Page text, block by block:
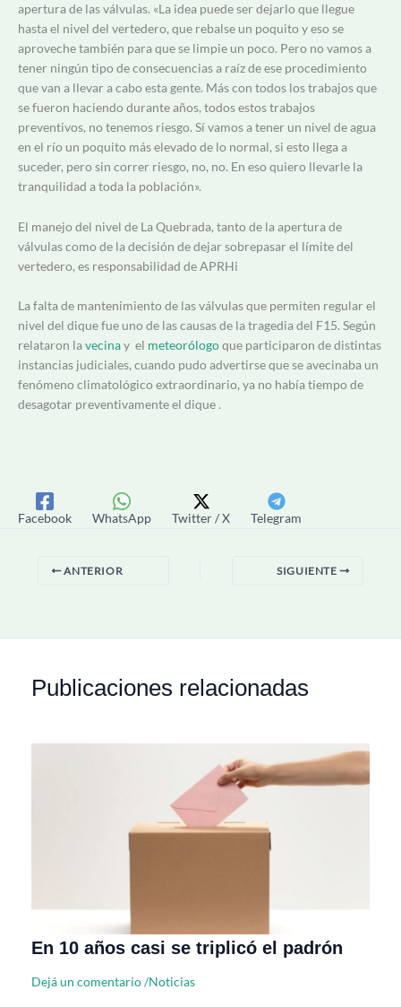
apertura de las válvulas. «La idea puede ser dejarlo que llegue
hasta el nivel del vertedero, que rebalse un poquito y eso se
aproveche también para que se limpie un poco. Pero no vamos a
tener ningún tipo de consecuencias a raíz de ese procedimiento
que van a llevar a cabo esta gente. Más con todos los trabajos que
se fueron haciendo durante años, todos estos trabajos
preventivos, no tenemos riesgo. Sí vamos a tener un nivel de agua
en el río un poquito más elevado de lo normal, si esto llega a
suceder, pero sin correr riesgo, no, no. En eso quiero llevarle la
tranquilidad a toda la población».
El manejo del nivel de La Quebrada, tanto de la apertura de
válvulas como de la decisión de dejar sobrepasar el límite del
vertedero, es responsabilidad de APRHi
La falta de mantenimiento de las válvulas que permiten regular el
nivel del dique fue uno de las causas de la tragedia del F15. Según
relataron lavecinay el meteorólogoque participaron de distintas
instancias judiciales, cuando pudo advertirse que se avecinaba un
fenómeno climatológico extraordinario, ya no había tiempo de
desagotar preventivamente el dique .
Facebook WhatsApp Twitter / X Telegram
ANTERIOR SIGUIENTE
Publicaciones relacionadas
En 10 años casi se triplicó el padrón
Dejá un comentario/Noticias